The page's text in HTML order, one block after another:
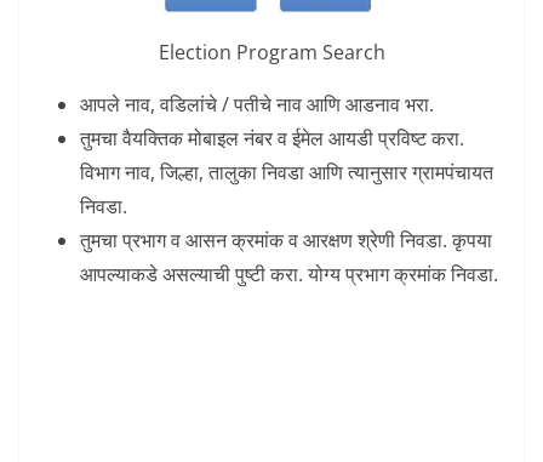
Election Program Search
आपले नाव, वडिलांचे / पतीचे नाव आणि आडनाव भरा.
तुमचा वैयक्तिक मोबाइल नंबर व ईमेल आयडी प्रविष्ट करा.
विभाग नाव, जिल्हा, तालुका निवडा आणि त्यानुसार ग्रामपंचायत
निवडा.
तुमचा प्रभाग व आसन क्रमांक व आरक्षण श्रेणी निवडा. कृपया
आपल्याकडे असल्याची पुष्टी करा. योग्य प्रभाग क्रमांक निवडा.